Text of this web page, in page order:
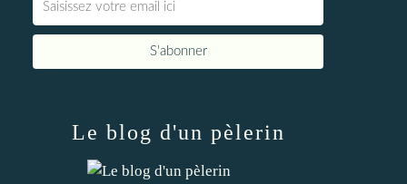
Le blog d'un pèlerin